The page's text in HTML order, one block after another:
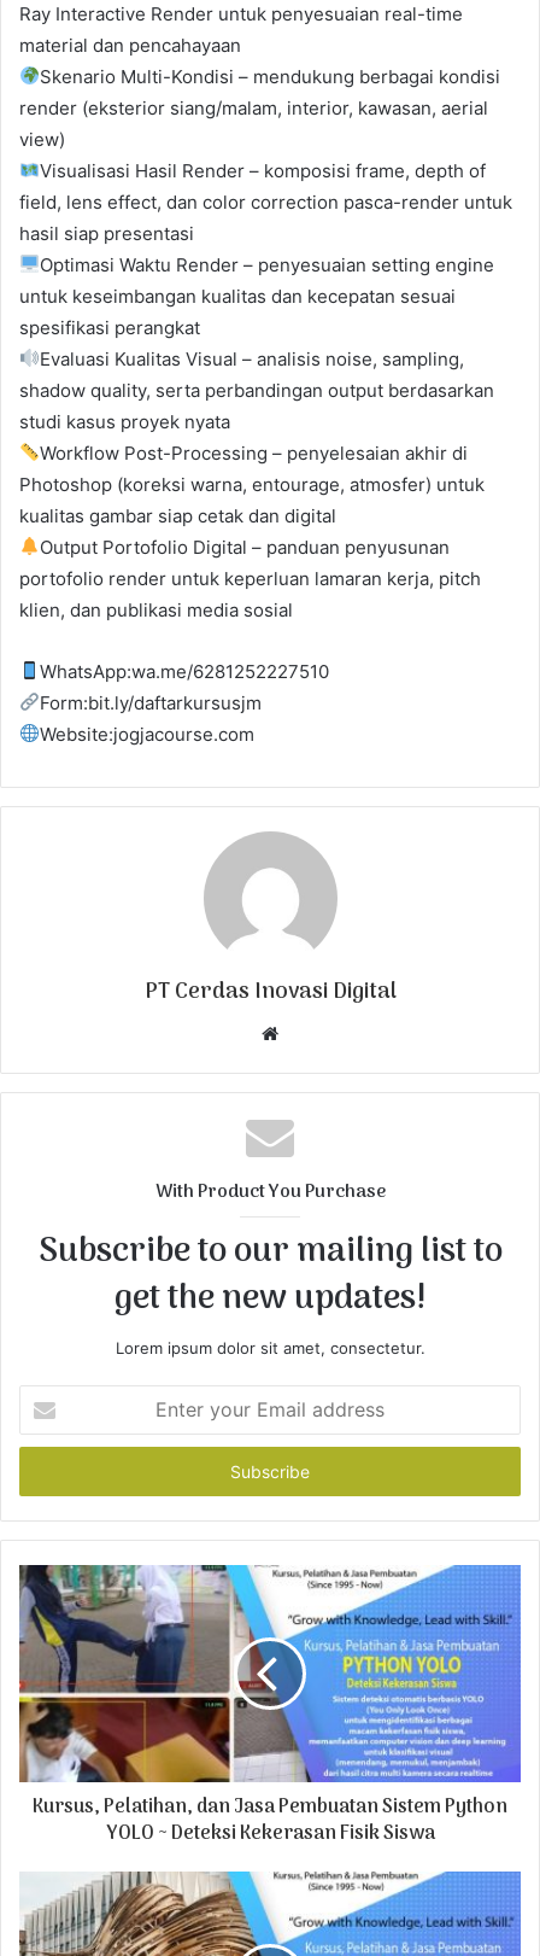
Ray Interactive Render untuk penyesuaian real-time
material dan pencahayaan
Skenario Multi-Kondisi – mendukung berbagai kondisi
render (eksterior siang/malam, interior, kawasan, aerial
view)
Visualisasi Hasil Render – komposisi frame, depth of
field, lens effect, dan color correction pasca-render untuk
hasil siap presentasi
Optimasi Waktu Render – penyesuaian setting engine
untuk keseimbangan kualitas dan kecepatan sesuai
spesifikasi perangkat
Evaluasi Kualitas Visual – analisis noise, sampling,
shadow quality, serta perbandingan output berdasarkan
studi kasus proyek nyata
Workflow Post-Processing – penyelesaian akhir di
Photoshop (koreksi warna, entourage, atmosfer) untuk
kualitas gambar siap cetak dan digital
Output Portofolio Digital – panduan penyusunan
portofolio render untuk keperluan lamaran kerja, pitch
klien, dan publikasi media sosial
WhatsApp:wa.me/6281252227510
Form:bit.ly/daftarkursusjm
Website:jogjacourse.com
PT Cerdas Inovasi Digital
b
s
i
With Product You Purchase
Subscribe to our mailing list to
get the new updates!
Lorem ipsum dolor sit amet, consectetur.
t
r
y
u
r
E
m
a
i
l
a
Kursus, Pelatihan, dan Jasa Pembuatan Sistem Python
YOLO ~ Deteksi Kekerasan Fisik Siswa